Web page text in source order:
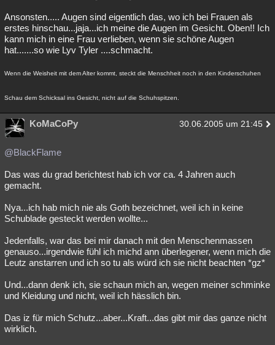
Ansonsten..... Augen sind eigentlich das, wo ich bei Frauen als
erstes hinschau...jaja...ich meine die Augen im Gesicht. Oben!! Ich
kann mich in eine Frau verlieben, wenn sie schöne Augen
hat.......so wie Lyv Tyler ....schmacht.
Wenn die Weisheit mit dem Alter kommt, steckt die Menschheit noch in den Kinderschuhen
Schau dem Schicksal ins Gesicht, nicht auf die Schuhspitzen.
KoMaCoPy 30.06.2005 um 21:45
@BlackFlame
Das was du grad berichtest hab ich vor ca. 4 Jahren auch
gemacht.
Nya...ich hab mich nie als Goth bezeichnet, weil ich in keine
Schublade gesteckt werden wollte...
Jedenfalls, war das bei mir danach mit den Menschenmassen
genauso...irgendwie fühl ich michd ann überlegener, wenn mich die
Leutz anstarren und ich so tu als würd ich sie nicht beachten *gz*
Und...dann denk ich, sie schaun mich an, wegen meiner schminke
und Kleidung und nicht, weil ich hässlich bin.
Das iz für mich Schutz...aber...Kraft...das gibt mir das ganze nicht
wirklich.